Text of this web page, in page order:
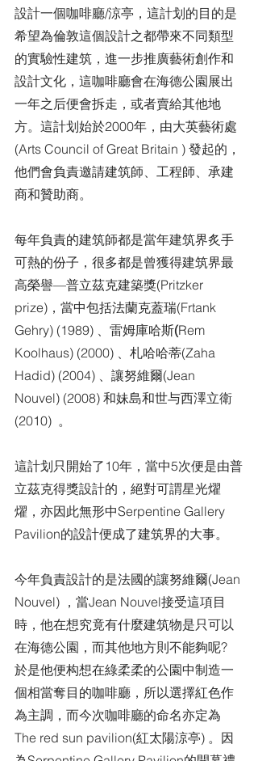
設計一個咖啡廳/涼亭，這計划的目的是
希望為倫敦這個設計之都帶來不同類型
的實驗性建筑，進一步推廣藝術創作和
設計文化，這咖啡廳會在海德公園展出
一年之后便會拆走，或者賣給其他地
方。這計划始於2000年，由大英藝術處
(Arts Council of Great Britain ) 發起的，
他們會負責邀請建筑師、工程師、承建
商和贊助商。
每年負責的建筑師都是當年建筑界炙手
可熱的份子，很多都是曾獲得建筑界最
高榮譽—普立茲克建築獎(Pritzker
prize)，當中包括法蘭克蓋瑞(Frtank
Gehry) (1989) 、雷姆庫哈斯(Rem
Koolhaus) (2000) 、札哈哈蒂(Zaha
Hadid) (2004) 、讓努維爾(Jean
Nouvel) (2008) 和妹島和世与西澤立衛
(2010)  。
這計划只開始了10年，當中5次便是由普
立茲克得獎設計的，絕對可謂星光燿
燿，亦因此無形中Serpentine Gallery
Pavilion的設計便成了建筑界的大事。
今年負責設計的是法國的讓努維爾(Jean
Nouvel) ，當Jean Nouvel接受這項目
時，他在想究竟有什麼建筑物是只可以
在海德公園，而其他地方則不能夠呢?
於是他便构想在綠柔柔的公園中制造一
個相當奪目的咖啡廳，所以選擇紅色作
為主調，而今次咖啡廳的命名亦定為
The red sun pavilion(紅太陽涼亭) 。因